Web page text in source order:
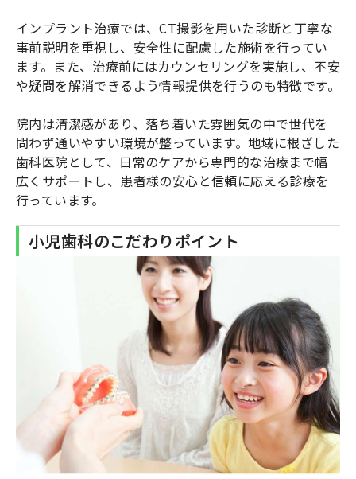
インプラント治療では、CT撮影を用いた診断と丁寧な
事前説明を重視し、安全性に配慮した施術を行ってい
ます。また、治療前にはカウンセリングを実施し、不安
や疑問を解消できるよう情報提供を行うのも特徴です。
院内は清潔感があり、落ち着いた雰囲気の中で世代を
問わず通いやすい環境が整っています。地域に根ざした
歯科医院として、日常のケアから専門的な治療まで幅
広くサポートし、患者様の安心と信頼に応える診療を
行っています。
小児歯科のこだわりポイント